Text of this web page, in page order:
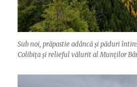
Sub noi, prăpastie adâncă și păduri
Colibița și relieful vălurit al Munților